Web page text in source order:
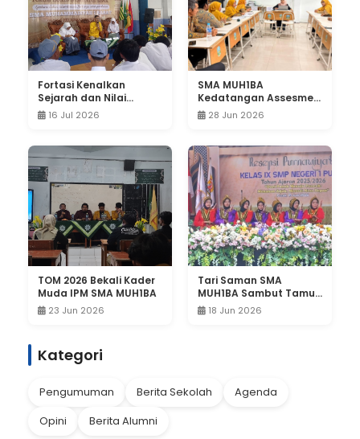
Fortasi Kenalkan
Sejarah dan Nilai
Perjuangan IPM,
Wujudkan Kader Pelajar
16 Jul 2026
SMA MUH1BA
Kedatangan Assesmen
dari PWM Jatim
28 Jun 2026
TOM 2026 Bekali Kader
Muda IPM SMA MUH1BA
23 Jun 2026
Tari Saman SMA
MUH1BA Sambut Tamu
Undangan Purnawiyata
SMPN 1 Pucuk
18 Jun 2026
Kategori
Pengumuman Berita Sekolah
Agenda
Opini
Berita Alumni